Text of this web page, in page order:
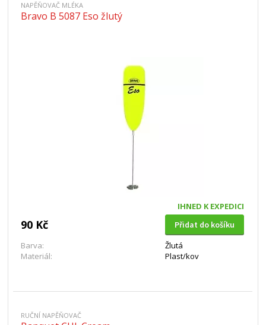
NAPĚŇOVAČ MLÉKA
Bravo B 5087 Eso žlutý
IHNED K EXPEDICI
90 Kč
Přidat do košíku
Barva:
Žlutá
Materiál:
Plast/kov
RUČNÍ NAPĚŇOVAČ